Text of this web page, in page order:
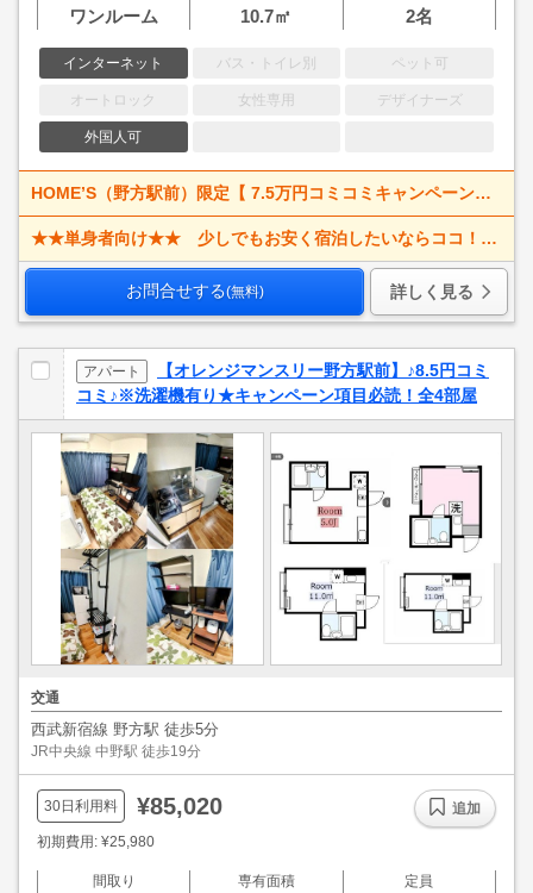
ワンルーム 10.7㎡ 2名
インターネット バス・トイレ別 ペット可
オートロック 女性専用 デザイナーズ
外国人可
HOME’S（野方駅前）限定【 7.5万円コミコミキャンペーン（洗濯機無しのお部屋のみ）！最大2ヶ月間】初月30日分賃料+管理費コミコミ♪♪
★★単身者向け★★ 少しでもお安く宿泊したいならココ！！ ☆2022年、新規リフォーム済みのお部屋です！！♪駅近5分以内/Wi-Fi無料/禁煙ルーム/ミニマムなお部屋です♪
お問合せする(無料) 詳しく見る
アパート
【オレンジマンスリー野方駅前】♪8.5円コミ
コミ♪※洗濯機有り★キャンペーン項目必読！全4部屋
交通
西武新宿線 野方駅 徒歩5分
JR中央線 中野駅 徒歩19分
30日利用料 ¥85,020
初期費用: ¥25,980
間取り 専有面積 定員
追加